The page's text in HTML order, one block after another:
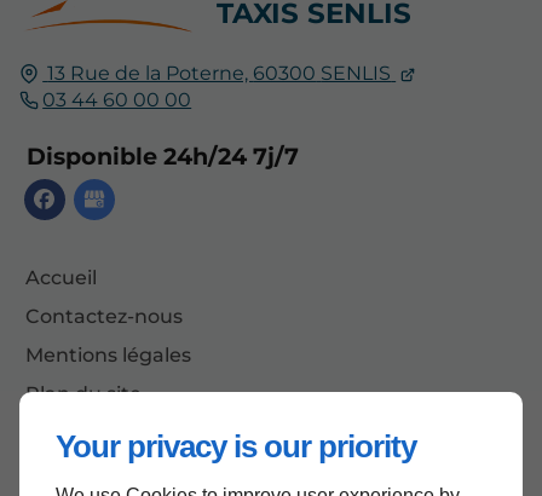
Your privacy is our priority
TAXIS SENLIS
13 Rue de la Poterne, 60300 SENLIS
03 44 60 00 00
Disponible 24h/24 7j/7
Accueil
Contactez-nous
Mentions légales
Plan du site